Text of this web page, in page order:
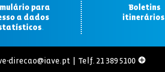
para
a dados
.
Boletins
itinerários
direcao@iave.pt | Telf. 21 389 5100